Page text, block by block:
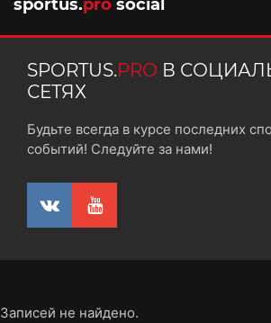
sportus.pro social
SPORTUS.PRO В
СЕТЯХ
Будьте всегда в курсе последних
событий! Следуйте за нами!
Записей не найдено.